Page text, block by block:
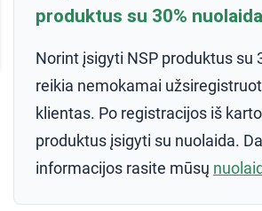
produktus su 30%
Norint įsigyti NSP produktus su
reikia nemokamai
klientas. Po registracijos iš
produktus įsigyti su nuolaida.
informacijos rasite mūsų